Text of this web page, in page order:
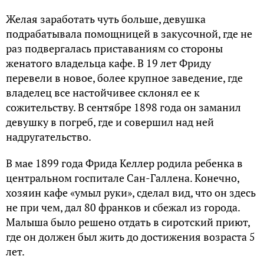
Желая заработать чуть больше, девушка
подрабатывала помощницей в закусочной, где не
раз подвергалась приставаниям со стороны
женатого владельца кафе. В 19 лет Фриду
перевели в новое, более крупное заведение, где
владелец все настойчивее склонял ее к
сожительству. В сентябре 1898 года он заманил
девушку в погреб, где и совершил над ней
надругательство.
В мае 1899 года Фрида Келлер родила ребенка в
центральном госпитале Сан-Галлена. Конечно,
хозяин кафе «умыл руки», сделал вид, что он здесь
не при чем, дал 80 франков и сбежал из города.
Малыша было решено отдать в сиротский приют,
где он должен был жить до достижения возраста 5
лет.